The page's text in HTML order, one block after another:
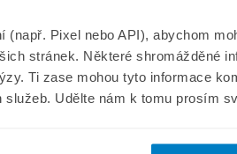
Pixel nebo API), abychom
stránek. Některé shromážděné
Ti zase mohou tyto informace
Udělte nám k tomu prosím
ePojisteni.cz
O nás